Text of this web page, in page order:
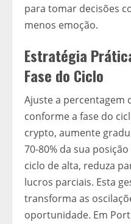
para tomar decisões
menos emoção.
Estratégia
Fase do Ciclo
Ajuste a percentagem
conforme a fase do
crypto, aumente
70-80% da sua
ciclo de alta, reduza
lucros parciais. Esta
transforma as
oportunidade. Em